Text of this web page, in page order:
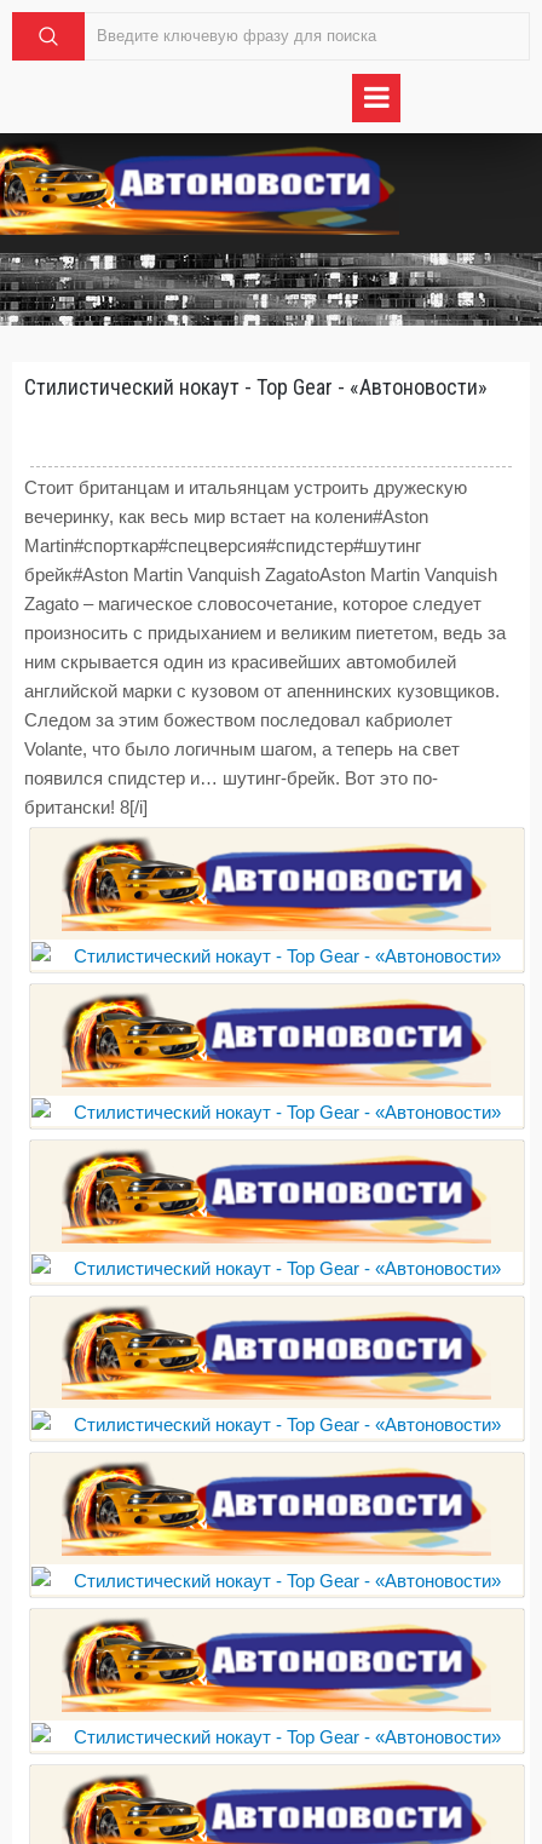
Стилистический нокаут - Top Gear - «Автоновости»
Стоит британцам и итальянцам устроить дружескую
вечеринку, как весь мир встает на колени#Aston
Martin#спорткар#спецверсия#спидстер#шутинг
брейк#Aston Martin Vanquish ZagatoAston Martin Vanquish
Zagato – магическое словосочетание, которое следует
произносить с придыханием и великим пиететом, ведь за
ним скрывается один из красивейших автомобилей
английской марки с кузовом от апеннинских кузовщиков.
Следом за этим божеством последовал кабриолет
Volante, что было логичным шагом, а теперь на свет
появился спидстер и… шутинг-брейк. Вот это по-
британски! 8[/i]